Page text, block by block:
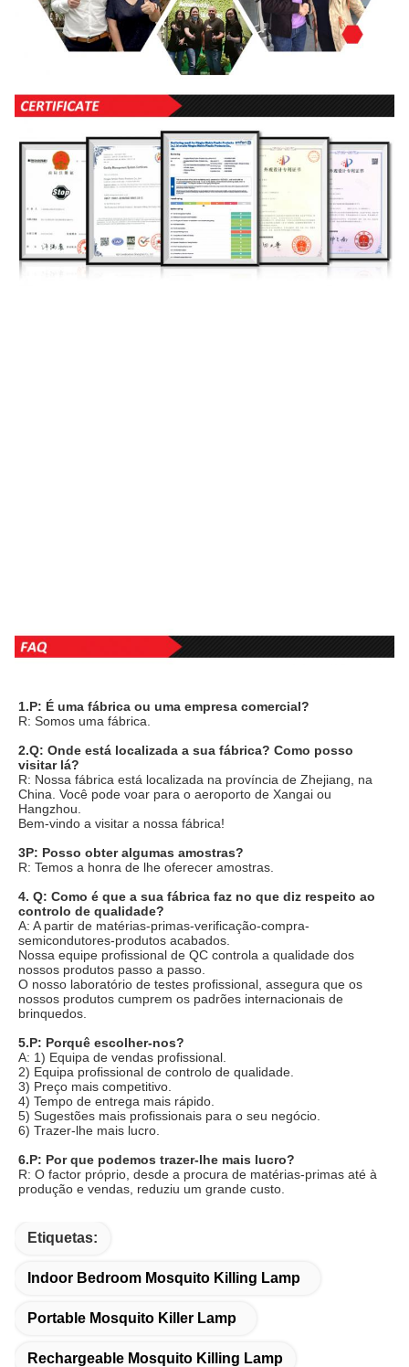
1.P: É uma fábrica ou uma empresa comercial?
R: Somos uma fábrica.
2.Q: Onde está localizada a sua fábrica? Como posso
visitar lá?
R: Nossa fábrica está localizada na província de Zhejiang, na
China. Você pode voar para o aeroporto de Xangai ou
Hangzhou.
Bem-vindo a visitar a nossa fábrica!
3P: Posso obter algumas amostras?
R: Temos a honra de lhe oferecer amostras.
4. Q: Como é que a sua fábrica faz no que diz respeito ao
controlo de qualidade?
A: A partir de matérias-primas-verificação-compra-
semicondutores-produtos acabados.
Nossa equipe profissional de QC controla a qualidade dos
nossos produtos passo a passo.
O nosso laboratório de testes profissional, assegura que os
nossos produtos cumprem os padrões internacionais de
brinquedos.
5.P: Porquê escolher-nos?
A: 1) Equipa de vendas profissional.
2) Equipa profissional de controlo de qualidade.
3) Preço mais competitivo.
4) Tempo de entrega mais rápido.
5) Sugestões mais profissionais para o seu negócio.
6) Trazer-lhe mais lucro.
6.P: Por que podemos trazer-lhe mais lucro?
R: O factor próprio, desde a procura de matérias-primas até à
produção e vendas, reduziu um grande custo.
Etiquetas:
Indoor Bedroom Mosquito Killing Lamp
Portable Mosquito Killer Lamp
Rechargeable Mosquito Killing Lamp